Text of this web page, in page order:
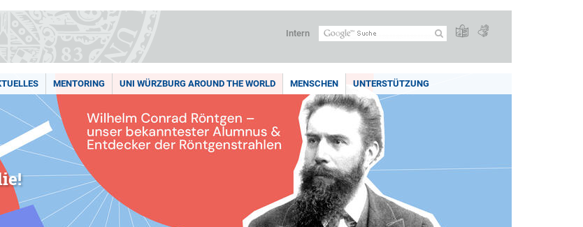
Intern
MENTORING UNI WÜRZBURG AROUND THE WORLD MENSCHEN UNTERSTÜTZUNG